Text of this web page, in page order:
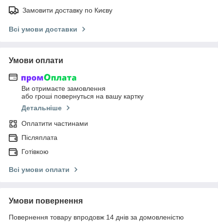
Замовити доставку по Києву
Всі умови доставки
Умови оплати
Ви отримаєте замовлення
або гроші повернуться на вашу картку
Детальніше
Оплатити частинами
Післяплата
Готівкою
Всі умови оплати
Умови повернення
Повернення товару впродовж 14 днів за домовленістю